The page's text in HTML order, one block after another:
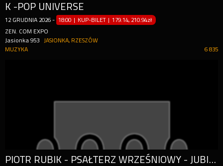
K -POP UNIVERSE
12 GRUDNIA 2026 - 18:00 | KUP-BILET |179.14, 210.94zł
ZEN. COM EXPO
Jasionka 953
JASIONKA, RZESZÓW
6 835
MUZYKA
PIOTR RUBIK - PSAŁTERZ WRZEŚNIOWY - JUBILEUSZ 20 LAT